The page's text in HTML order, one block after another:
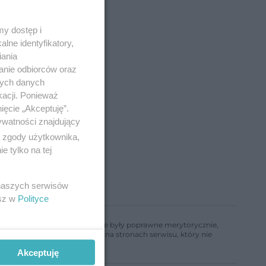
informacje w nim zawarte były poprawne merytorycznie,
informacji zamieszczonych na stronach serwisu, który nie
dostęp i
identyfikatory,
odbiorców oraz
danych
Ponieważ
„Akceptuję”.
znajdujący
użytkownika,
tylko na tej
serwisów
w Polityce
Akceptuję